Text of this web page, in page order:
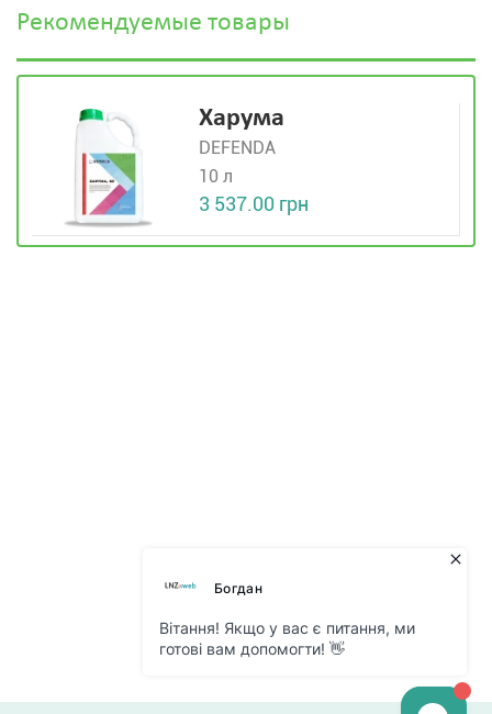
Рекомендуемые товары
Харума
DEFENDA
10 л
3 537.00 грн